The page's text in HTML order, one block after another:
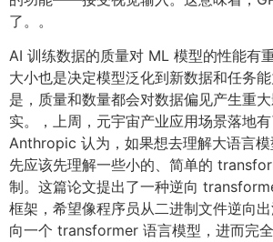
了。。
AI 训练数据的质量对 ML 模型的性能有
大小也是决定模型泛化到新数据和任务
是，质量和数量都会对数据偏见产生重
实。，上周，元宇宙产业应用场景落地有
Anthropic 认为，如果想去理解大语言
先应该先理解一些小的、简单的
制。这篇论文提出了一种逆向
框架，希望像程序员从二进制文件逆向
向一个 transformer 语言模型，进而完